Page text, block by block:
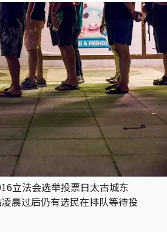
立法会选举投票日太古城东
晨过后仍有选民在排队等待投